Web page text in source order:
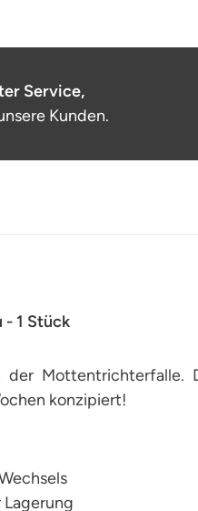
Service,
Kunden.
- 1 Stück
der Mottentrichterfalle.
konzipiert!